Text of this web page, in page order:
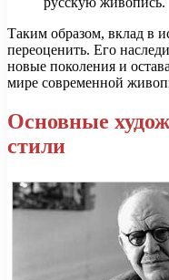
Таким образом, вклад в
переоценить. Его
новые поколения и
мире современной
Основные
стили